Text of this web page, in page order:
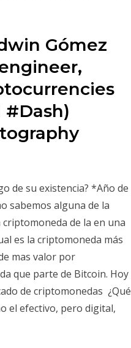
Gómez
#Dash)
de su existencia? *Año de
sabemos alguna de la
de la en una
es la criptomoneda más
mas valor por
que parte de Bitcoin. Hoy
de criptomonedas ¿Qué
el efectivo, pero digital,